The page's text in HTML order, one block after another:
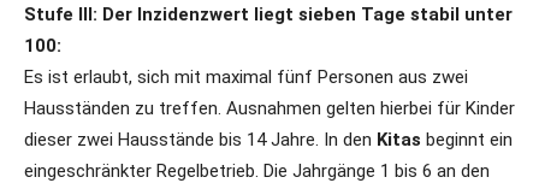
Stufe III: Der Inzidenzwert liegt sieben Tage stabil unter
100:
Es ist erlaubt, sich mit maximal fünf Personen aus zwei
Hausständen zu treffen. Ausnahmen gelten hierbei für Kinder
dieser zwei Hausstände bis 14 Jahre. In den Kitas beginnt ein
eingeschränkter Regelbetrieb. Die Jahrgänge 1 bis 6 an den